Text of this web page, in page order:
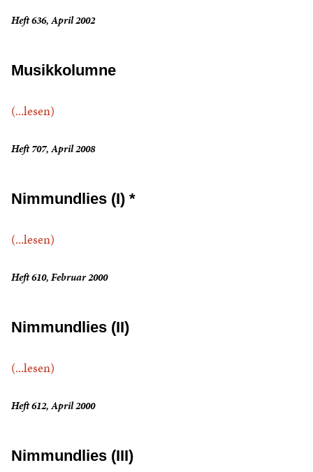
Heft 636, April 2002
Musikkolumne
(...lesen)
Heft 707, April 2008
Nimmundlies (I) *
(...lesen)
Heft 610, Februar 2000
Nimmundlies (II)
(...lesen)
Heft 612, April 2000
Nimmundlies (III)